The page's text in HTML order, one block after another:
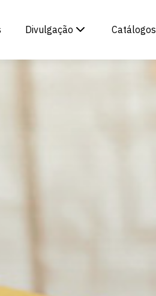
Divulgação Catálogos